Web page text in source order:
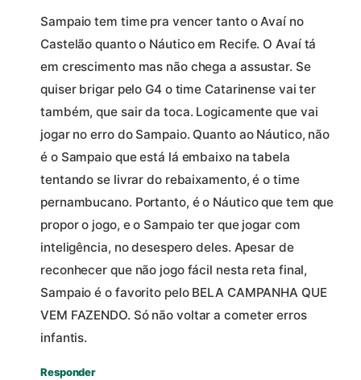
Sampaio tem time pra vencer tanto o Avaí no
Castelão quanto o Náutico em Recife. O Avaí tá
em crescimento mas não chega a assustar. Se
quiser brigar pelo G4 o time Catarinense vai ter
também, que sair da toca. Logicamente que vai
jogar no erro do Sampaio. Quanto ao Náutico, não
é o Sampaio que está lá embaixo na tabela
tentando se livrar do rebaixamento, é o time
pernambucano. Portanto, é o Náutico que tem que
propor o jogo, e o Sampaio ter que jogar com
inteligência, no desespero deles. Apesar de
reconhecer que não jogo fácil nesta reta final,
Sampaio é o favorito pelo BELA CAMPANHA QUE
VEM FAZENDO. Só não voltar a cometer erros
infantis.
Responder